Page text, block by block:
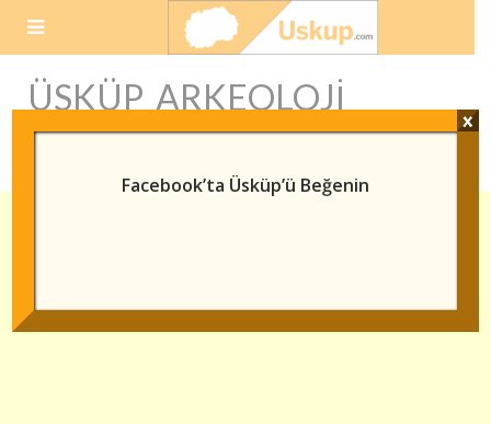
ÜSKÜP ARKEOLOJI
MÜZESI
Facebook’ta Üsküp’ü Beğenin
x